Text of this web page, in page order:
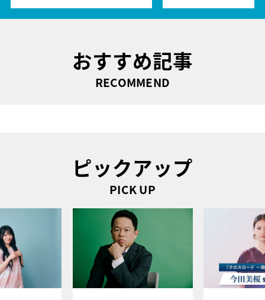
おすすめ記事
RECOMMEND
ピックアップ
PICK UP